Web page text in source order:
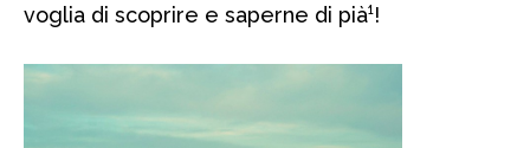
voglia di scoprire e saperne di pià¹!